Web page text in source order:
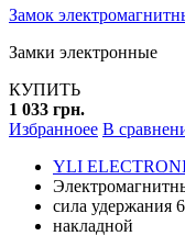
Замок
Замки электронные
КУПИТЬ
1 033 грн.
Избранноее В
YLI
сила удержания
накладной